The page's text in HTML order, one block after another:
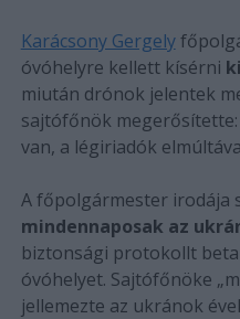
Karácsony Gergely
óvóhelyre kellett kísérni
miután drónok jelentek
sajtófőnök
van, a légiriadók
A főpolgármester irodája
mindennaposak az
biztonsági protokollt
óvóhelyet. Sajtófőnöke
jellemezte az ukránok